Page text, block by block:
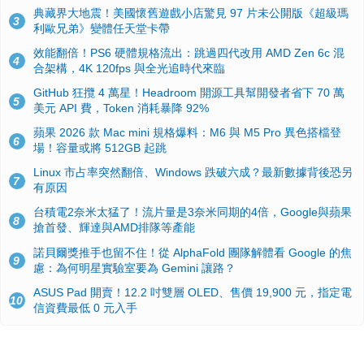
3
典藏界大地震！美國懷舊遊戲小店驚見 97 片未公開版《超級瑪
利歐兄弟》變體任天堂卡帶
4
效能翻倍！PS6 硬體規格流出：跳過四代改用 AMD Zen 6c 混
合架構，4K 120fps 與全光追時代來臨
5
GitHub 狂攬 4 萬星！Headroom 開源工具幫開發者省下 70 萬
美元 API 費，Token 消耗暴降 92%
6
蘋果 2026 款 Mac mini 規格爆料：M6 與 M5 Pro 異色搭檔登
場！容量或將 512GB 起跳
7
Linux 市占率突然翻倍、Windows 跌破六成？最新數據背後恐另
有原因
8
台積電2奈米太猛了！流片量是3奈米同期的4倍，Google與蘋果
搶首發、輝達與AMD排隊等產能
9
諾貝爾獎推手也留不住！從 AlphaFold 團隊解體看 Google 的焦
慮：為何明星實驗室要為 Gemini 讓路？
10
ASUS Pad 開賣！12.2 吋雙層 OLED、售價 19,900 元，指定電
信資費最低 0 元入手